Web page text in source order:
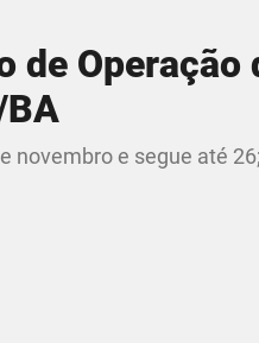
de
novembro e segue até